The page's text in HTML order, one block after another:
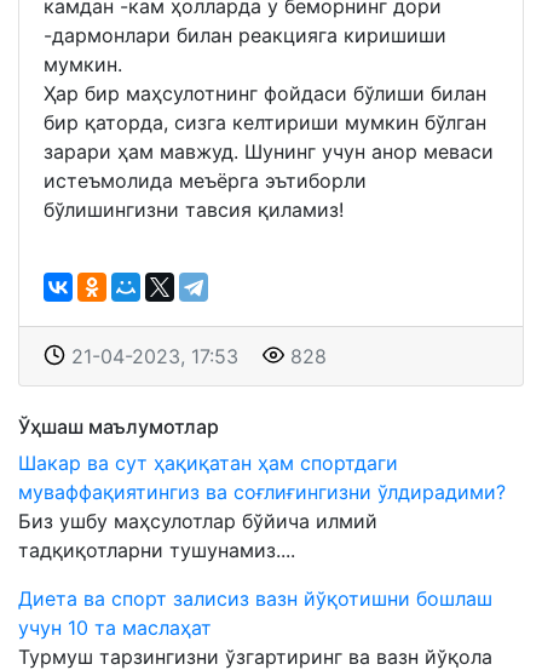
камдан -кам ҳолларда у беморнинг дори
-дармонлари билан реакцияга киришиши
мумкин.
Ҳар бир маҳсулотнинг фойдаси бўлиши билан
бир қаторда, сизга келтириши мумкин бўлган
зарари ҳам мавжуд. Шунинг учун анор меваси
истеъмолида меъёрга эътиборли
бўлишингизни тавсия қиламиз!
21-04-2023, 17:53 828
Ўҳшаш маълумотлар
Шакар ва сут ҳақиқатан ҳам спортдаги
муваффақиятингиз ва соғлиғингизни ўлдирадими?
Биз ушбу маҳсулотлар бўйича илмий
тадқиқотларни тушунамиз....
Диета ва спорт залисиз вазн йўқотишни бошлаш
учун 10 та маслаҳат
Турмуш тарзингизни ўзгартиринг ва вазн йўқола